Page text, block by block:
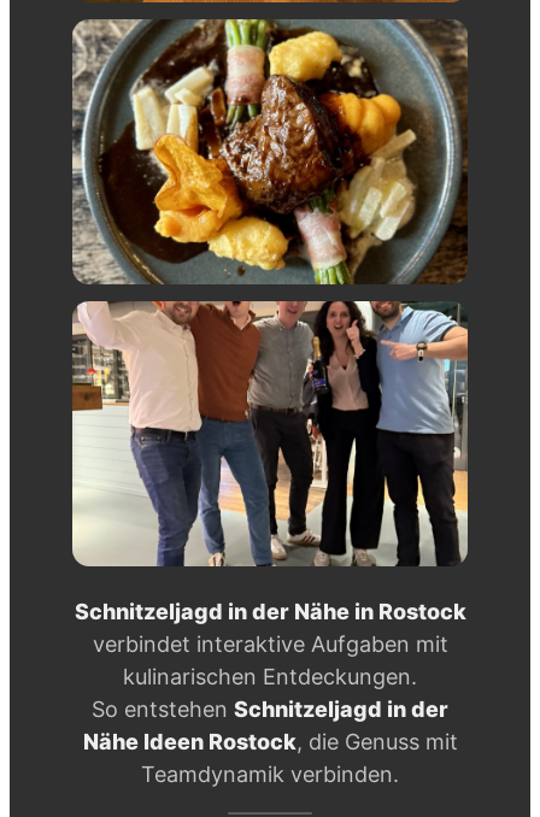
Schnitzeljagd in der Nähe in Rostock
verbindet interaktive Aufgaben mit
kulinarischen Entdeckungen.
So entstehen Schnitzeljagd in der
Nähe Ideen Rostock, die Genuss mit
Teamdynamik verbinden.